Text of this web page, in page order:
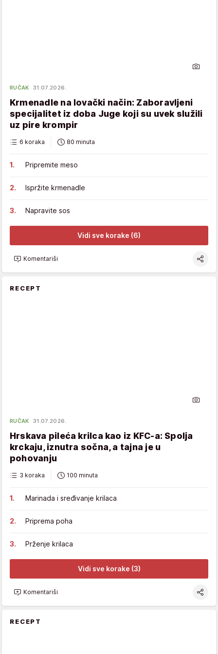
RUČAK 31.07.2026.
Krmenadle na lovački način: Zaboravljeni
specijalitet iz doba Juge koji su uvek služili
uz pire krompir
6 koraka 80 minuta
Pripremite meso
Ispržite krmenadle
Napravite sos
Vidi sve korake (6)
Komentariši
RECEPT
RUČAK 31.07.2026.
Hrskava pileća krilca kao iz KFC-a: Spolja
krckaju, iznutra sočna, a tajna je u
pohovanju
3 koraka 100 minuta
Marinada i sređivanje krilaca
Priprema poha
Prženje krilaca
Vidi sve korake (3)
Komentariši
RECEPT